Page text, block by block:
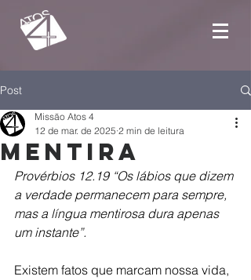
Post
Mentira
Missão Atos 4
12 de mar. de 2025 2 min de leitura
Provérbios 12.19 “Os lábios que dizem
a verdade permanecem para sempre,
mas a língua mentirosa dura apenas
um instante”.
Existem fatos que marcam nossa vida,